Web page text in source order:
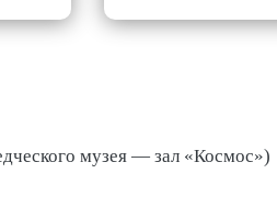
музея — зал «Космос»)